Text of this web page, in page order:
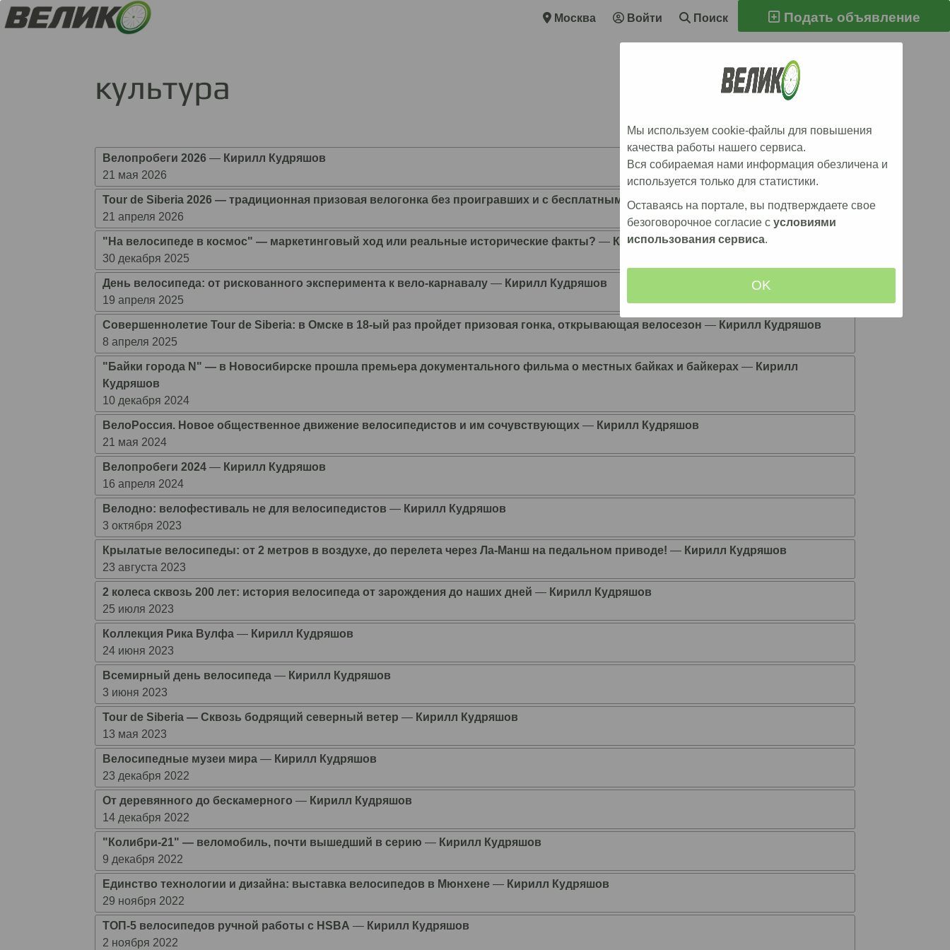
Москва Войти Поиск Подать объявление
культура
Велопробеги 2026 ― Кирилл Кудряшов
21 мая 2026
Tour de Siberia 2026 ― традиционная призовая велогонка без проигравших и с бесплатным участием―Кирилл Кудряшов
21 апреля 2026
"На велосипеде в космос" ― маркетинговый ход или реальные исторические факты? ― Кирилл Кудряшов
30 декабря 2025
День велосипеда: от рискованного эксперимента к вело-карнавалу ― Кирилл Кудряшов
19 апреля 2025
Совершеннолетие Tour de Siberia: в Омске в 18-ый раз пройдет призовая гонка, открывающая велосезон ― Кирилл Кудряшов
8 апреля 2025
"Байки города N" ― в Новосибирске прошла премьера документального фильма о местных байках и байкерах ― Кирилл
Кудряшов
10 декабря 2024
ВелоРоссия. Новое общественное движение велосипедистов и им сочувствующих ― Кирилл Кудряшов
21 мая 2024
Велопробеги 2024 ― Кирилл Кудряшов
16 апреля 2024
Велодно: велофестиваль не для велосипедистов ― Кирилл Кудряшов
3 октября 2023
Крылатые велосипеды: от 2 метров в воздухе, до перелета через Ла-Манш на педальном приводе! ― Кирилл Кудряшов
23 августа 2023
2 колеса сквозь 200 лет: история велосипеда от зарождения до наших дней ― Кирилл Кудряшов
25 июля 2023
Коллекция Рика Вулфа ― Кирилл Кудряшов
24 июня 2023
Всемирный день велосипеда ― Кирилл Кудряшов
3 июня 2023
Tour de Siberia ― Сквозь бодрящий северный ветер ― Кирилл Кудряшов
13 мая 2023
Велосипедные музеи мира ― Кирилл Кудряшов
23 декабря 2022
От деревянного до бескамерного ― Кирилл Кудряшов
14 декабря 2022
"Колибри-21" ― веломобиль, почти вышедший в серию ― Кирилл Кудряшов
9 декабря 2022
Единство технологии и дизайна: выставка велосипедов в Мюнхене ― Кирилл Кудряшов
29 ноября 2022
ТОП-5 велосипедов ручной работы с HSBA ― Кирилл Кудряшов
2 ноября 2022
Мы используем cookie-файлы для повышения
качества работы нашего сервиса.
Вся собираемая нами информация обезличена и
используется только для статистики.
Оставаясь на портале, вы подтверждаете свое
безоговорочное согласие с условиями
использования сервиса.
OK